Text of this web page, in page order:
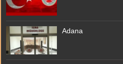
Adana